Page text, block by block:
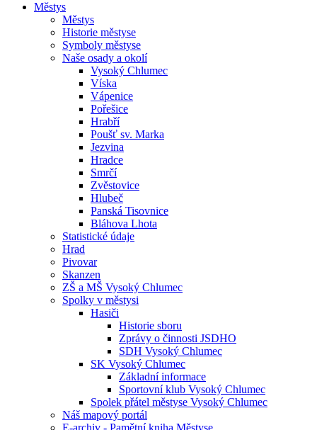
Městys
Městys
Historie městyse
Symboly městyse
Naše osady a okolí
Vysoký Chlumec
Víska
Vápenice
Pořešice
Hrabří
Poušť sv. Marka
Jezvina
Hradce
Smrčí
Zvěstovice
Hlubeč
Panská Tisovnice
Bláhova Lhota
Statistické údaje
Hrad
Pivovar
Skanzen
ZŠ a MŠ Vysoký Chlumec
Spolky v městysi
Hasiči
Historie sboru
Zprávy o činnosti JSDHO
SDH Vysoký Chlumec
SK Vysoký Chlumec
Základní informace
Sportovní klub Vysoký Chlumec
Spolek přátel městyse Vysoký Chlumec
Náš mapový portál
E-archiv - Pamětní kniha Městyse